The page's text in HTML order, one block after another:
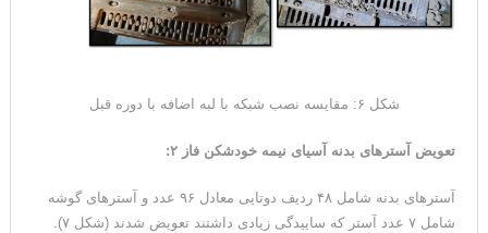
شکل ۶: مقایسه نصب شبکه با لبه اضافه با دوره قبل
تعویض آسترهای بدنه آسیای نیمه خودشکن فاز ۲:
آسترهای بدنه شامل ۴۸ ردیف دوتایی معادل ۹۶ عدد و آسترهای گوشه
شامل ۷ عدد آستر که ساییدگی زیادی داشتند تعویض شدند (شکل ۷).